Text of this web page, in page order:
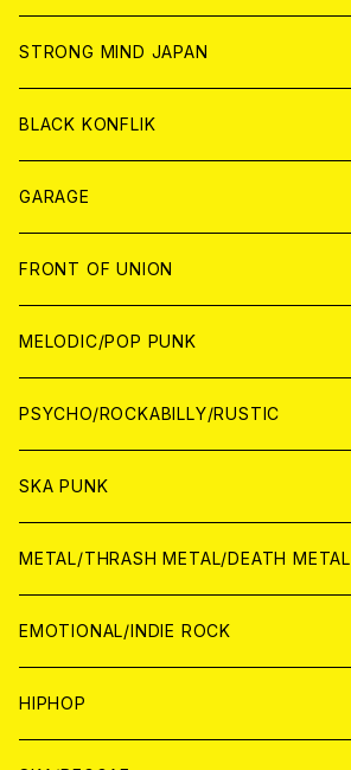
ANALOG
ANALOG
CD
ANALOG
CD
ANALOG
WORLD
CD
ANALOG
STRONG MIND JAPAN
BLACK KONFLIK
GARAGE
JAPAN
アナログ
CD
WORLD
アナログ
CD
FRONT OF UNION
MELODIC/POP PUNK
JAPAN
CD
ANALOG
WORLD
CD
ANALOG
PSYCHO/ROCKABILLY/RUSTIC
JAPAN
CD
ANALOG
WORLD
CD
ANALOG
SKA PUNK
JAPAN
CD
ANALOG
WORLD
CD
ANALOG
METAL/THRASH METAL/DEATH METAL
JAPAN
CD
ANALOG
WORLD
EMOTIONAL/INDIE ROCK
JAPAN
HIPHOP